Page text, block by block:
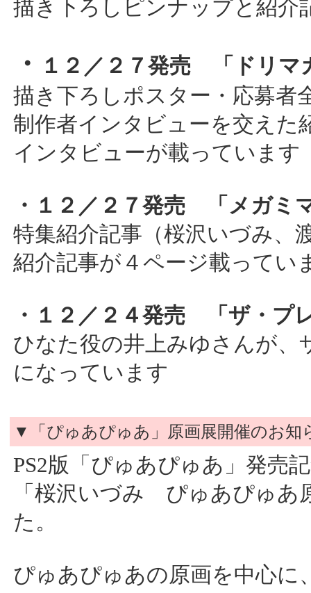
描き下ろしピンナップと紹介
・
１２／２７発売 「ドリマ
描き下ろしポスター・応募者
制作者インタビューを交えた
インタビューが載っています
・１２／２７発売 「メガミ
特集紹介記事（桜沢いづみ、
紹介記事が４ページ載ってい
・１２／２４発売 「ザ・プ
ひなた役の井上みゆさんが、
になっています
▼「ぴゅあぴゅあ」原画展開催のお知
PS2版「ぴゅあぴゅあ」発売
「桜沢いづみ ぴゅあぴゅあ
た。
ぴゅあぴゅあの原画を中心に